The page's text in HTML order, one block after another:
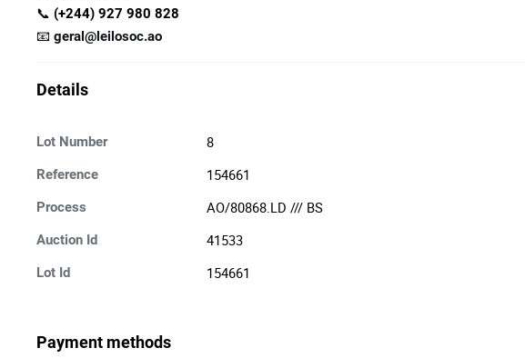
📞 (+244) 927 980 828
📧 geral@leilosoc.ao
Details
Lot Number 8
Reference 154661
Process AO/80868.LD /// BS
Auction Id 41533
Lot Id 154661
Payment methods